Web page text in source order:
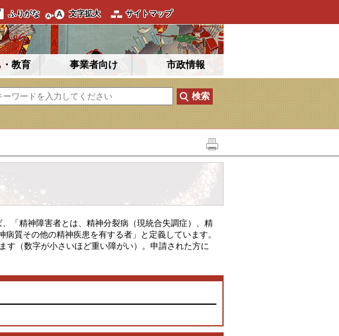
ふりがな 文字拡大 サイトマップ
教育 事業者向け 市政情報
「精神障害者とは、精神分裂病（現統合失調症）、精
質その他の精神疾患を有する者」と定義しています。
（数字が小さいほど重い障がい）。申請された方に